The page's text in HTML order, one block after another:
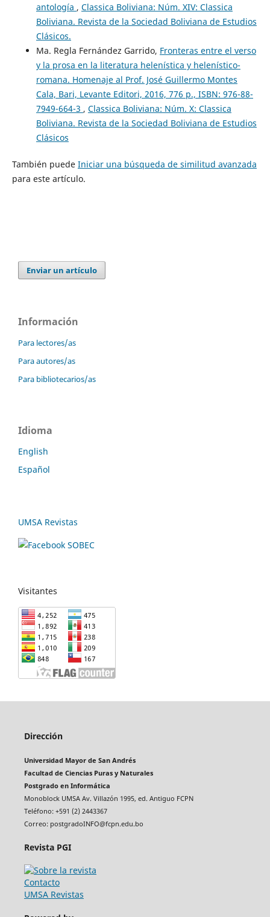
antología , Classica Boliviana: Núm. XIV: Classica
Boliviana. Revista de la Sociedad Boliviana de Estudios
Clásicos.
Ma. Regla Fernández Garrido, Fronteras entre el verso
y la prosa en la literatura helenística y helenístico-
romana. Homenaje al Prof. José Guillermo Montes
Cala, Bari, Levante Editori, 2016, 776 p., ISBN: 976-88-
7949-664-3 , Classica Boliviana: Núm. X: Classica
Boliviana. Revista de la Sociedad Boliviana de Estudios
Clásicos
También puede Iniciar una búsqueda de similitud avanzada
para este artículo.
Enviar un artículo
Información
Para lectores/as
Para autores/as
Para bibliotecarios/as
Idioma
English
Español
UMSA Revistas
Visitantes
Dirección
Universidad Mayor de San Andrés
Facultad de Ciencias Puras y Naturales
Postgrado en Informática
Monoblock UMSA Av. Villazón 1995, ed. Antiguo FCPN
Teléfono: +591 (2) 2443367
Correo: postgradoINFO@fcpn.edu.bo
Revista PGI
Contacto
UMSA Revistas